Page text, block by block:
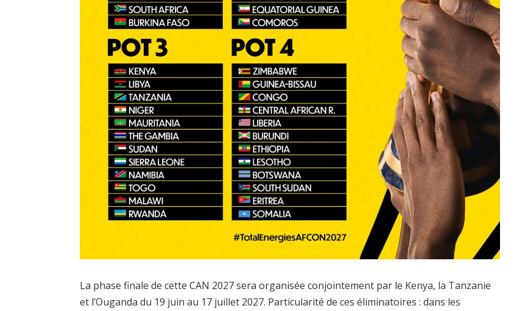
La phase finale de cette CAN 2027 sera organisée conjointement par le Kenya, la Tanzanie
et l’Ouganda du 19 juin au 17 juillet 2027. Particularité de ces éliminatoires : dans les